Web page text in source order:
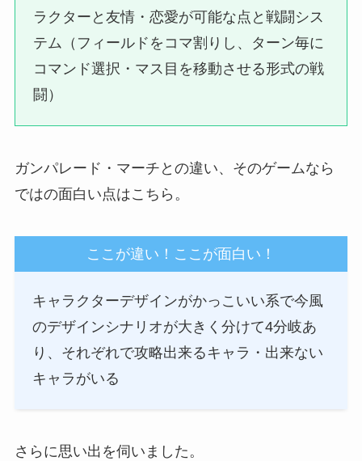
ラクターと友情・恋愛が可能な点と戦闘シス
テム（フィールドをコマ割りし、ターン毎に
コマンド選択・マス目を移動させる形式の戦
闘）
ガンパレード・マーチとの違い、そのゲームなら
ではの面白い点はこちら。
ここが違い！ここが面白い！
キャラクターデザインがかっこいい系で今風
のデザインシナリオが大きく分けて4分岐あ
り、それぞれで攻略出来るキャラ・出来ない
キャラがいる
さらに思い出を伺いました。